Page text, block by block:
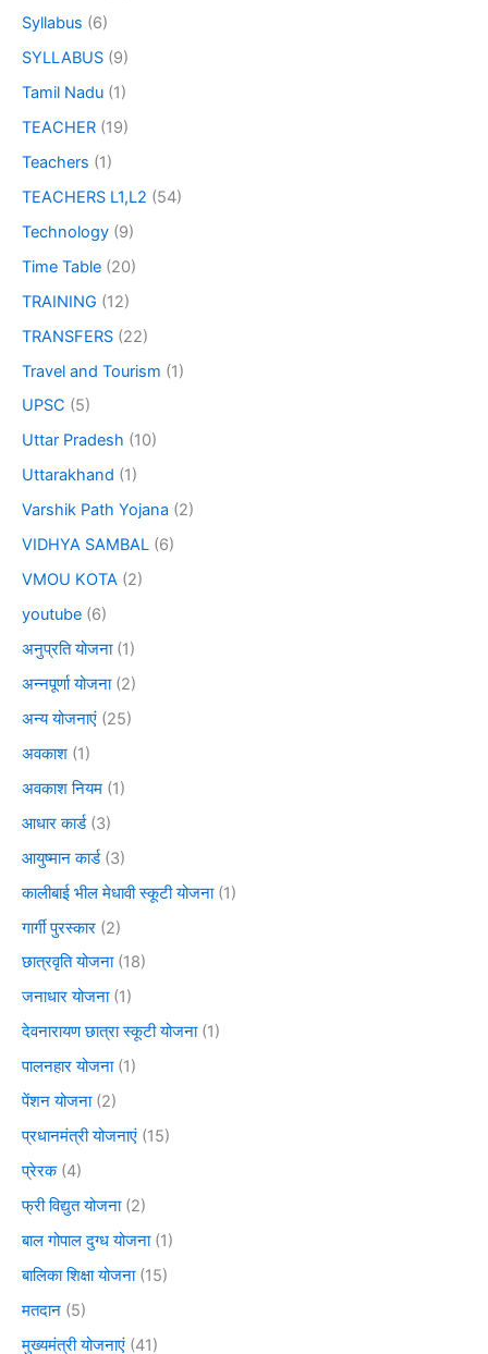
Syllabus (6)
SYLLABUS (9)
Tamil Nadu (1)
TEACHER (19)
Teachers (1)
TEACHERS L1,L2 (54)
Technology (9)
Time Table (20)
TRAINING (12)
TRANSFERS (22)
Travel and Tourism (1)
UPSC (5)
Uttar Pradesh (10)
Uttarakhand (1)
Varshik Path Yojana (2)
VIDHYA SAMBAL (6)
VMOU KOTA (2)
youtube (6)
अनुप्रति योजना(1)
अन्नपूर्णा योजना(2)
अन्य योजनाएं (25)
अवकाश (1)
अवकाश नियम (1)
आधार कार्ड(3)
आयुष्मान कार्ड(3)
कालीबाई भील मेधावी स्कूटी योजना(1)
गार्गी पुरस्कार (2)
छात्रवृति योजना(18)
जनाधार योजना(1)
देवनारायण छात्रा स्कूटी योजना(1)
पालनहार योजना(1)
पेंशन योजना(2)
प्रधानमंत्री योजनाएं (15)
प्रेरक(4)
फ्री विद्युत योजना(2)
बाल गोपाल दुग्ध योजना(1)
बालिका शिक्षा योजना(15)
मतदान (5)
मुख्यमंत्री योजनाएं (41)